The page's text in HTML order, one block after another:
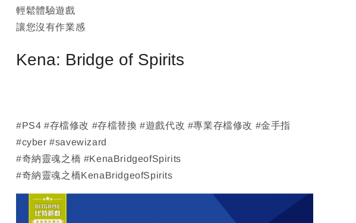
輕鬆體驗遊戲
讓您沒有作業感
Kena: Bridge of Spirits
#PS4 #存檔修改 #存檔替換 #遊戲代改 #專業存檔修改 #金手指
#cyber #savewizard
#奇納靈魂之橋 #KenaBridgeofSpirits
#奇納靈魂之橋KenaBridgeofSpirits